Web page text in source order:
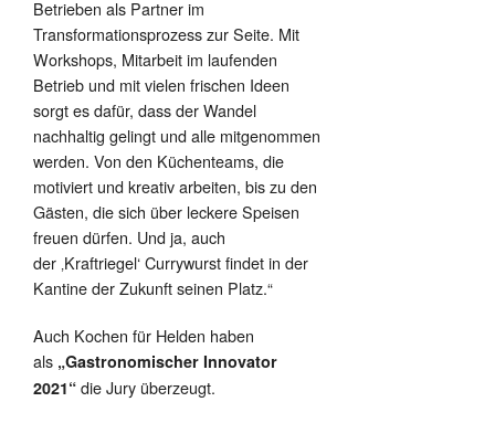
Betrieben als Partner im
Transformationsprozess zur Seite. Mit
Workshops, Mitarbeit im laufenden
Betrieb und mit vielen frischen Ideen
sorgt es dafür, dass der Wandel
nachhaltig gelingt und alle mitgenommen
werden. Von den Küchenteams, die
motiviert und kreativ arbeiten, bis zu den
Gästen, die sich über leckere Speisen
freuen dürfen. Und ja, auch
der ‚Kraftriegel‘ Currywurst findet in der
Kantine der Zukunft seinen Platz.“
Auch Kochen für Helden haben
als „Gastronomischer Innovator
2021“ die Jury überzeugt.